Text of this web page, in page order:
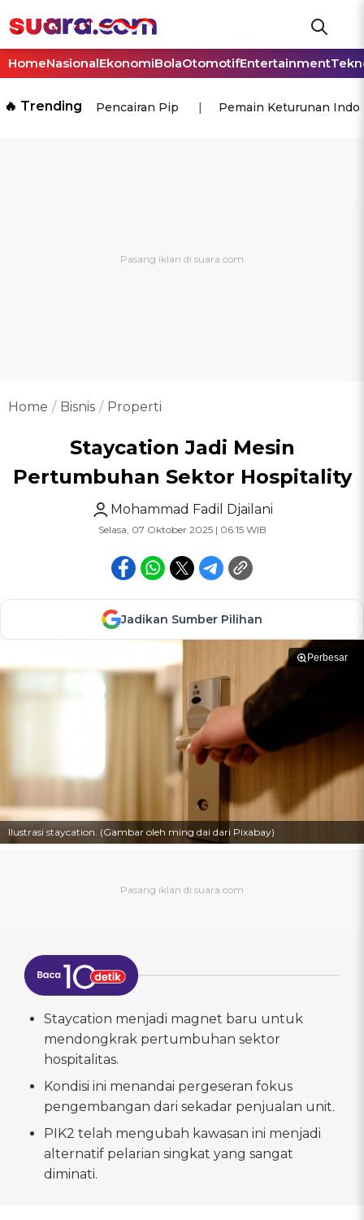
HomeNasionalEkonomiBolaOtomotifEntertainment
🔥 Trending Pencairan Pip Pemain Keturunan
Home Bisnis Properti
Staycation Jadi Mesin
Pertumbuhan Sektor Hospitality
Mohammad Fadil Djailani
Selasa, 07 Oktober 2025 | 06:15 WIB
Jadikan Sumber Pilihan
Perbesar
Ilustrasi staycation. (Gambar oleh ming dai dari Pixabay)
Staycation menjadi magnet baru untuk
mendongkrak pertumbuhan sektor
hospitalitas.
Kondisi ini menandai pergeseran fokus
pengembangan dari sekadar penjualan unit.
PIK2 telah mengubah kawasan ini menjadi
alternatif pelarian singkat yang sangat
diminati.